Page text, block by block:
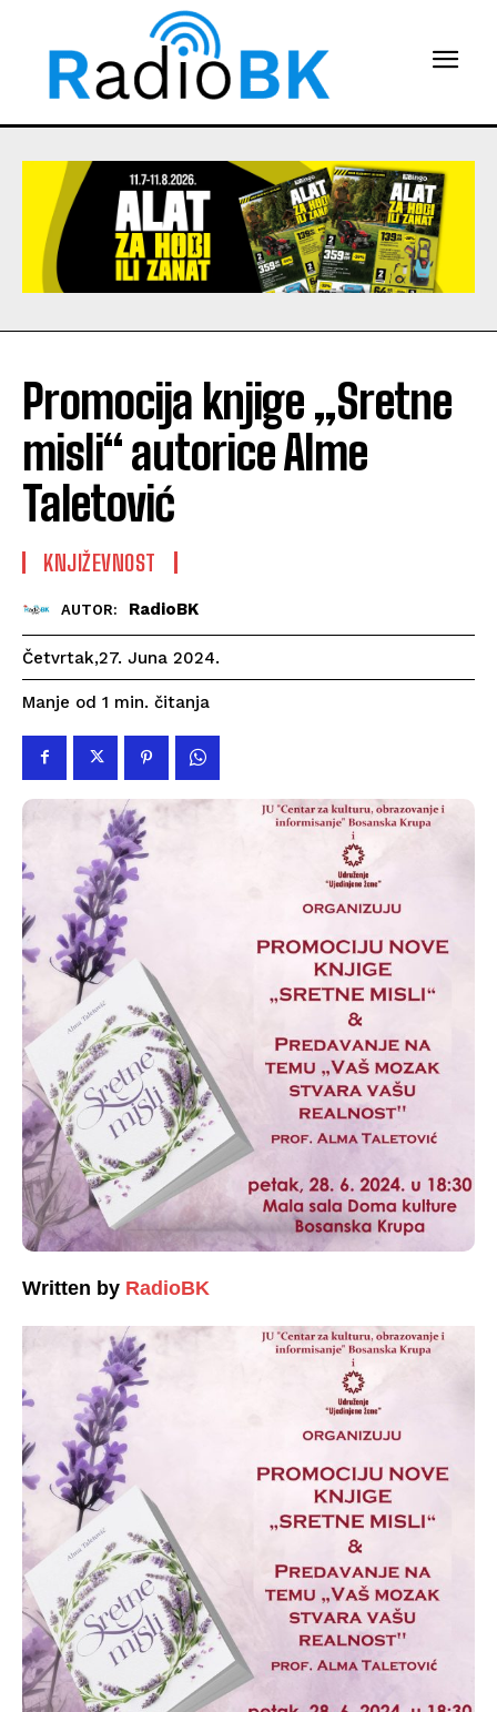
Promocija knjige „Sretne
misli“ autorice Alme
Taletović
KNJIŽEVNOST
AUTOR: RadioBK
Četvrtak,27. Juna 2024.
Manje od 1 min. čitanja
Written by RadioBK